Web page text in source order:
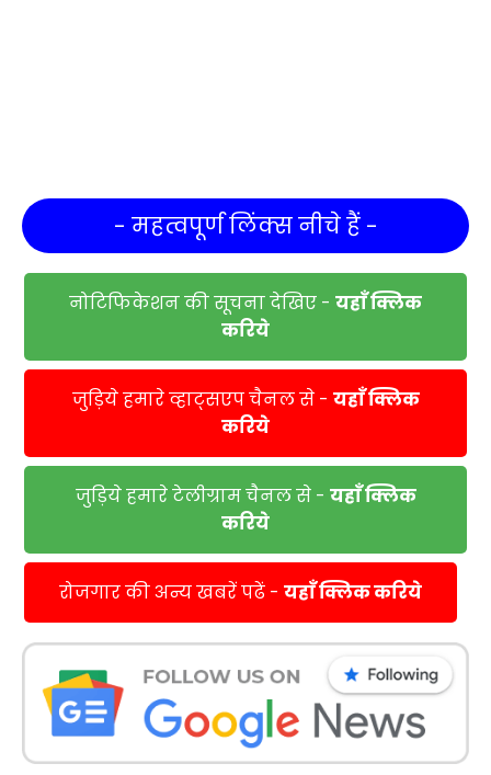
- महत्वपूर्ण लिंक्स नीचे हैं -
नोटिफिकेशन की सूचना देखिए - यहाँ क्लिक
करिये
जुड़िये हमारे व्हाट्सएप चैनल से - यहाँ क्लिक
करिये
जुड़िये हमारे टेलीग्राम चैनल से - यहाँ क्लिक
करिये
रोजगार की अन्य खबरें पढें - यहाँ क्लिक करिये